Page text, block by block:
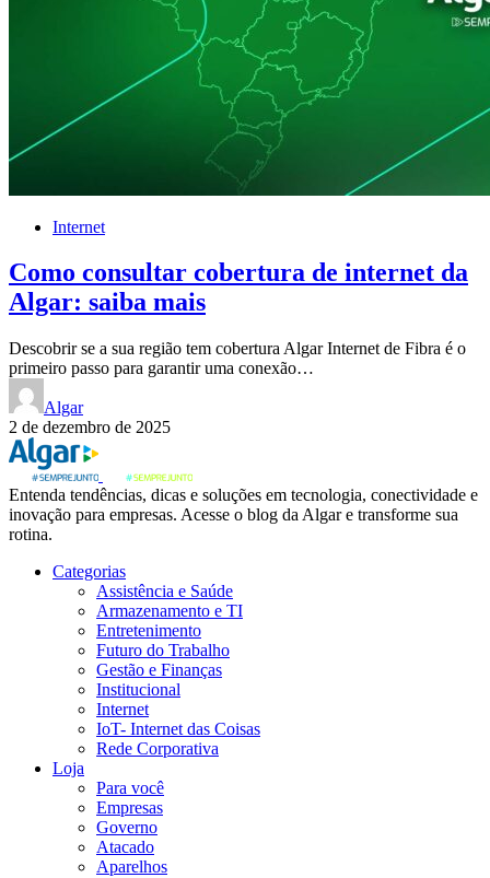
Internet
Como consultar cobertura de internet da
Algar: saiba mais
Descobrir se a sua região tem cobertura Algar Internet de Fibra é o
primeiro passo para garantir uma conexão…
Algar
2 de dezembro de 2025
Entenda tendências, dicas e soluções em tecnologia, conectividade e
inovação para empresas. Acesse o blog da Algar e transforme sua
rotina.
Categorias
Assistência e Saúde
Armazenamento e TI
Entretenimento
Futuro do Trabalho
Gestão e Finanças
Institucional
Internet
IoT- Internet das Coisas
Rede Corporativa
Loja
Para você
Empresas
Governo
Atacado
Aparelhos